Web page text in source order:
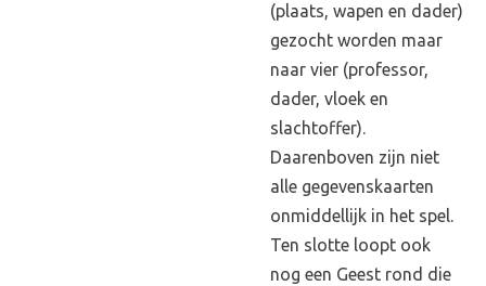
(plaats, wapen en dader)
gezocht worden maar
naar vier (professor,
dader, vloek en
slachtoffer).
Daarenboven zijn niet
alle gegevenskaarten
onmiddellijk in het spel.
Ten slotte loopt ook
nog een Geest rond die